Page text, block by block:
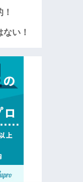
い！